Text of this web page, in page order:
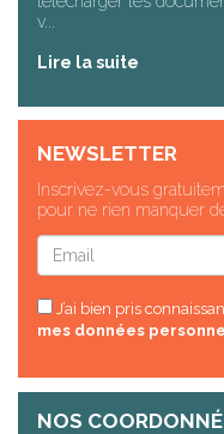
v...
Lire la suite
NEWSLETTER
Inscrivez-vous
pour ne rien manquer
J’ai bien pris
mes données
NOS